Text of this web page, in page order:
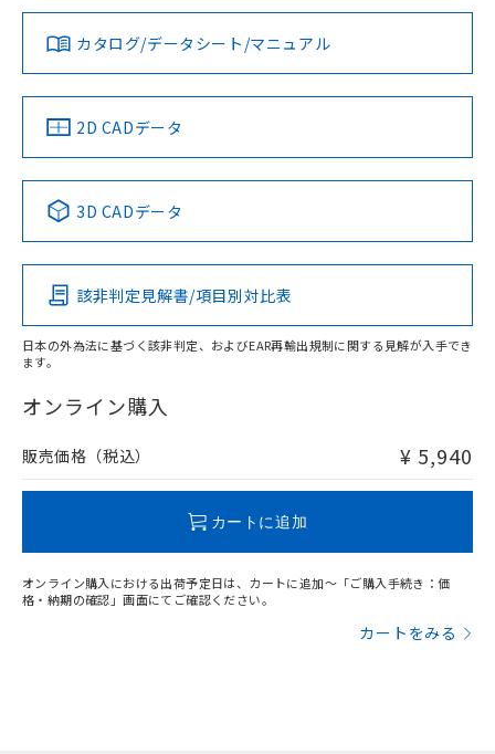
ダウンロードデータをご利用いただく前に、以下を必ずお読
みください。
ソフトウェアの使用条件
対応済み
中国 RoHS 注意事項・凡例
Pb Hg Cd Cr(VI)
O
在庫等で未対応品が混在する可能性があります。
問い合わせください。
LR型式承認
（イギリス
船舶規格）
DNV型式承認
（ノルウェー
BV型式承認
（フランス
KR型式
（韓国
No No No No
この製品の規格認証/適合状況ページへ
その他の認証はこちらのページからご検索ください
カタログ/データシート/マニュアル
2D CADデータ
3D CADデータ
該非判定見解書/項目別対比表
日本の外為法に基づく該非判定、およびEAR再輸出規制に関する見解が入手でき
ます。
オンライン購入
販売価格（税込） ¥ 5,940
カートに追加
オンライン購入における出荷予定日は、カートに追加～「ご購入手続き：価
格・納期の確認」画面にてご確認ください。
カートをみる